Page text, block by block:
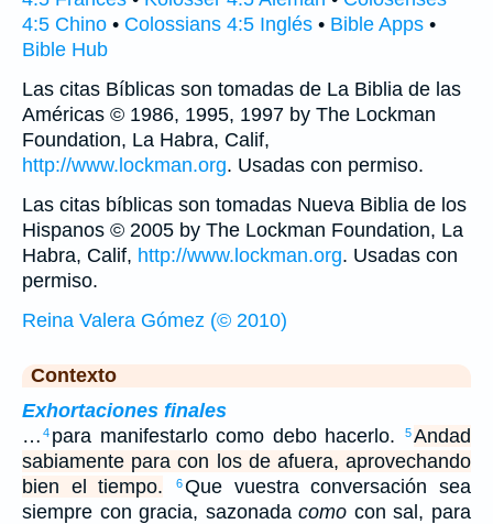
4:5 Chino • Colossians 4:5 Inglés • Bible Apps •
Bible Hub
Las citas Bíblicas son tomadas de La Biblia de las
Américas © 1986, 1995, 1997 by The Lockman
Foundation, La Habra, Calif,
http://www.lockman.org. Usadas con permiso.
Las citas bíblicas son tomadas Nueva Biblia de los
Hispanos © 2005 by The Lockman Foundation, La
Habra, Calif, http://www.lockman.org. Usadas con
permiso.
Reina Valera Gómez (© 2010)
Contexto
Exhortaciones finales
… 4 para manifestarlo como debo hacerlo. 5Andad
sabiamente para con los de afuera, aprovechando
bien el tiempo.
6Que vuestra conversación sea
siempre con gracia, sazonadacomo con sal, para